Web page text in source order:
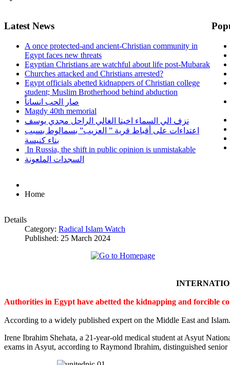
Latest News
A once protected-and ancient-Christian community in
Egypt faces new threats
Egyptian Christians are watchful about life post-Mubarak
Churches attacked and Christians arrested?
Egypt officials abetted kidnappers of Christian college
student; Muslim Brotherhood behind abduction
صار الحب انساناً
Magdy 40th memorial
نزف الي السماء اخينا الغالي الراحل مجدي يوسف
اعتداءات على أقباط قرية ” العزيب” بسمالوط بسبب
بناء كنيسة
In Russia, the shift in public opinion is unmistakable
السجدات الملعونة
Home
Details
Category: Radical Islam Watch
Published: 25 March 2024
Authorities in Egypt have abetted the kidnapping and forcible
According to a widely published expert on the Middle East and Islam.
Irene Ibrahim Shehata, a 21-year-old medical student at Asyut
exams in Asyut, according to Raymond Ibrahim, distinguished